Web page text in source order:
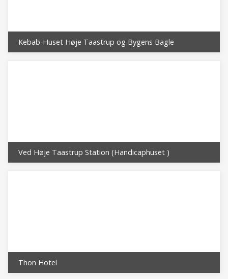
Kebab-Huset Høje Taastrup og Bygens Bagle
Ved Høje Taastrup Station (Handicaphuset )
Thon Hotel